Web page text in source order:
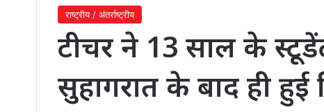
राष्ट्रीय / अंतर्राष्ट्रीय
टीचर ने 13 साल के
सुहागरात के बाद ही हुई